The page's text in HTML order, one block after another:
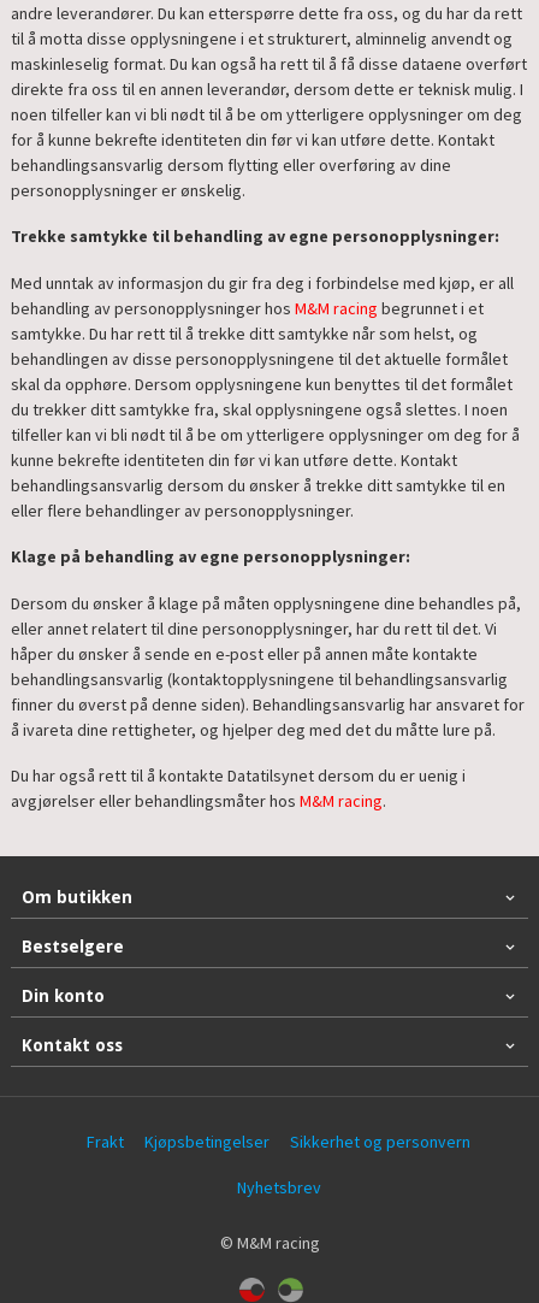
andre leverandører. Du kan etterspørre dette fra oss, og du har da rett
til å motta disse opplysningene i et strukturert, alminnelig anvendt og
maskinleselig format. Du kan også ha rett til å få disse dataene overført
direkte fra oss til en annen leverandør, dersom dette er teknisk mulig. I
noen tilfeller kan vi bli nødt til å be om ytterligere opplysninger om deg
for å kunne bekrefte identiteten din før vi kan utføre dette. Kontakt
behandlingsansvarlig dersom flytting eller overføring av dine
personopplysninger er ønskelig.
Trekke samtykke til behandling av egne personopplysninger:
Med unntak av informasjon du gir fra deg i forbindelse med kjøp, er all
behandling av personopplysninger hos M&M racing begrunnet i et
samtykke. Du har rett til å trekke ditt samtykke når som helst, og
behandlingen av disse personopplysningene til det aktuelle formålet
skal da opphøre. Dersom opplysningene kun benyttes til det formålet
du trekker ditt samtykke fra, skal opplysningene også slettes. I noen
tilfeller kan vi bli nødt til å be om ytterligere opplysninger om deg for å
kunne bekrefte identiteten din før vi kan utføre dette. Kontakt
behandlingsansvarlig dersom du ønsker å trekke ditt samtykke til en
eller flere behandlinger av personopplysninger.
Klage på behandling av egne personopplysninger:
Dersom du ønsker å klage på måten opplysningene dine behandles på,
eller annet relatert til dine personopplysninger, har du rett til det. Vi
håper du ønsker å sende en e-post eller på annen måte kontakte
behandlingsansvarlig (kontaktopplysningene til behandlingsansvarlig
finner du øverst på denne siden). Behandlingsansvarlig har ansvaret for
å ivareta dine rettigheter, og hjelper deg med det du måtte lure på.
Du har også rett til å kontakte Datatilsynet dersom du er uenig i
avgjørelser eller behandlingsmåter hos M&M racing.
Om butikken
Bestselgere
Din konto
Kontakt oss
Frakt Kjøpsbetingelser Sikkerhet og personvern
Nyhetsbrev
© M&M racing